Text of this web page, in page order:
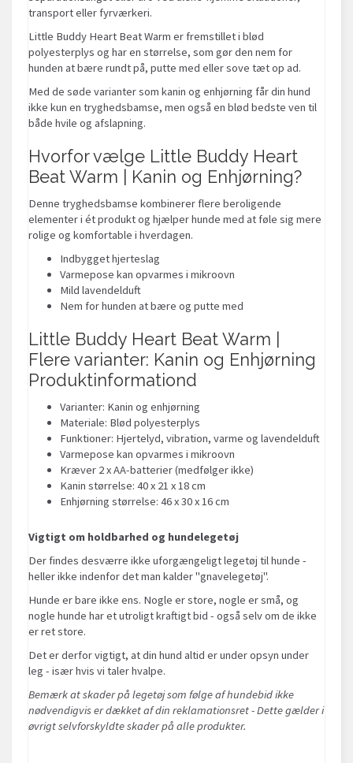
transport eller fyrværkeri.
Little Buddy Heart Beat Warm er fremstillet i blød
polyesterplys og har en størrelse, som gør den nem for
hunden at bære rundt på, putte med eller sove tæt op ad.
Med de søde varianter som kanin og enhjørning får din hund
ikke kun en tryghedsbamse, men også en blød bedste ven til
både hvile og afslapning.
Hvorfor vælge Little Buddy Heart
Beat Warm | Kanin og Enhjørning?
Denne tryghedsbamse kombinerer flere beroligende
elementer i ét produkt og hjælper hunde med at føle sig mere
rolige og komfortable i hverdagen.
Indbygget hjerteslag
Varmepose kan opvarmes i mikroovn
Mild lavendelduft
Nem for hunden at bære og putte med
Little Buddy Heart Beat Warm |
Flere varianter: Kanin og Enhjørning
Produktinformationd
Varianter: Kanin og enhjørning
Materiale: Blød polyesterplys
Funktioner: Hjertelyd, vibration, varme og lavendelduft
Varmepose kan opvarmes i mikroovn
Kræver 2 x AA-batterier (medfølger ikke)
Kanin størrelse: 40 x 21 x 18 cm
Enhjørning størrelse: 46 x 30 x 16 cm
Vigtigt om holdbarhed og hundelegetøj
Der findes desværre ikke uforgængeligt legetøj til hunde -
heller ikke indenfor det man kalder "gnavelegetøj".
Hunde er bare ikke ens. Nogle er store, nogle er små, og
nogle hunde har et utroligt kraftigt bid - også selv om de ikke
er ret store.
Det er derfor vigtigt, at din hund altid er under opsyn under
leg - især hvis vi taler hvalpe.
Bemærk at skader på legetøj som følge af hundebid ikke
nødvendigvis er dækket af din reklamationsret - Dette gælder i
øvrigt selvforskyldte skader på alle produkter.